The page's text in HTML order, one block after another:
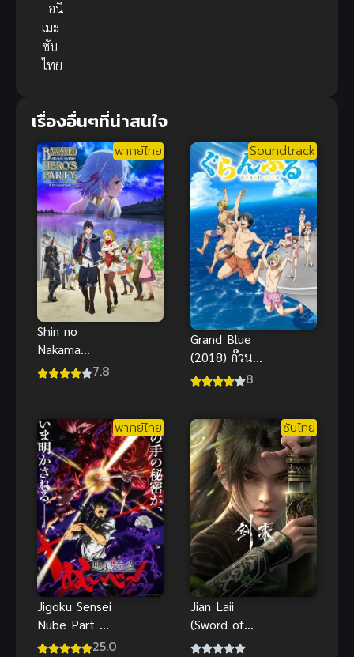
อนิ
เมะ
ซับ
ไทย
เรื่องอื่นๆที่น่าสนใจ
พากย์ไทย
Shin no
Nakama
(2021) ผม7.8
Soundtrack
Grand Blue
(2018) ก๊วน
ป่วนชวนบุ๋งบุ๋ง
8
พากย์ไทย
Jigoku Sensei
Nube Part 2
มืออสูรล่า 25.0
ซับไทย
Jian Laii
(Sword of
Coming)